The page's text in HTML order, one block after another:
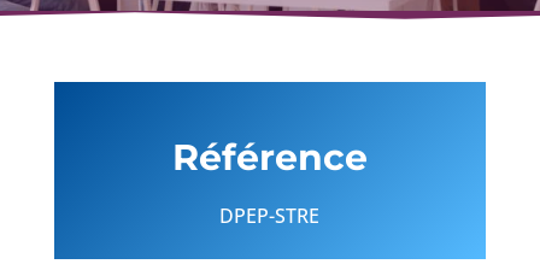
Référence
DPEP-STRE